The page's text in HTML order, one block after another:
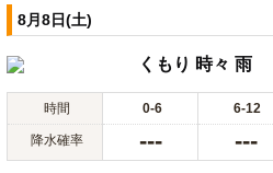
8月8日(土)
くもり 時々 雨
時間 0-6 6-12
降水確率 --- ---